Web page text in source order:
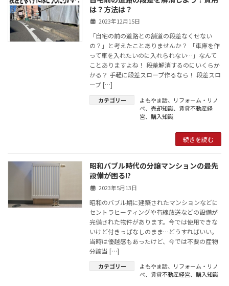
は？方法は？
2023年12月15日
「自宅の前の道路との舗道の段差なくせない
の？」と考えたことありませんか？ 「車庫を作
って車を入れたいのに入れられない…」なんて
ことありますよね！ 段差解消するのにいくらか
かる？ 手軽に段差スロープ作るなら！ 段差スロ
ープ […]
カテゴリー よもやま話、
リフォーム・リノ
ベ、 売却知識、賃貸不動産経
営、 購入知識
続きを読む
昭和バブル時代の分譲マンションの最先
設備が困る!?
2023年5月13日
昭和のバブル期に建築されたマンションなどに
セントラヒーティングや有線放送などの設備が
完備された物件があります。今では使用できな
いけど付きっぱなしのまま…どうすればいい。
当時は優越感もあったけど、今では不要の産物
分譲当 […]
カテゴリー よもやま話、
リフォーム・リノ
ベ、賃貸不動産経営、 購入知識